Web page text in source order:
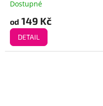
Dostupné
od 149 Kč
DETAIL